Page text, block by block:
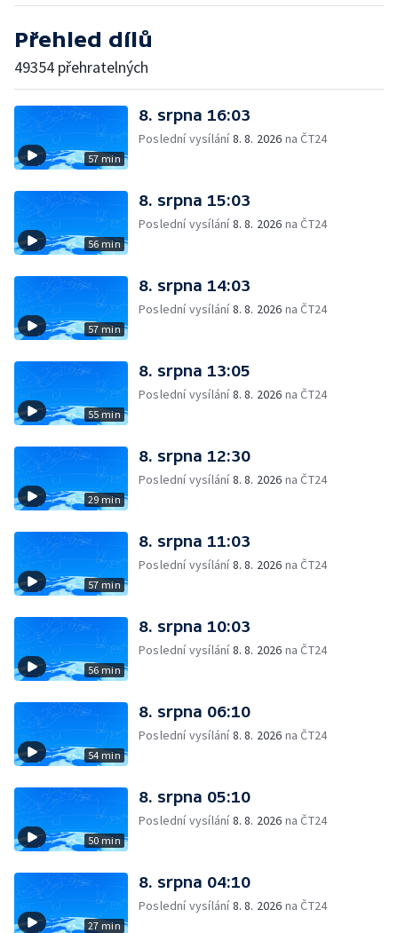
Přehled dílů
49354 přehratelných
57 min
8. srpna 16:03
Poslední vysílání8. 8. 2026 na ČT24
56 min
8. srpna 15:03
Poslední vysílání8. 8. 2026 na ČT24
57 min
8. srpna 14:03
Poslední vysílání8. 8. 2026 na ČT24
55 min
8. srpna 13:05
Poslední vysílání8. 8. 2026 na ČT24
29 min
8. srpna 12:30
Poslední vysílání8. 8. 2026 na ČT24
57 min
8. srpna 11:03
Poslední vysílání8. 8. 2026 na ČT24
56 min
8. srpna 10:03
Poslední vysílání8. 8. 2026 na ČT24
54 min
8. srpna 06:10
Poslední vysílání8. 8. 2026 na ČT24
50 min
8. srpna 05:10
Poslední vysílání8. 8. 2026 na ČT24
27 min
8. srpna 04:10
Poslední vysílání8. 8. 2026 na ČT24